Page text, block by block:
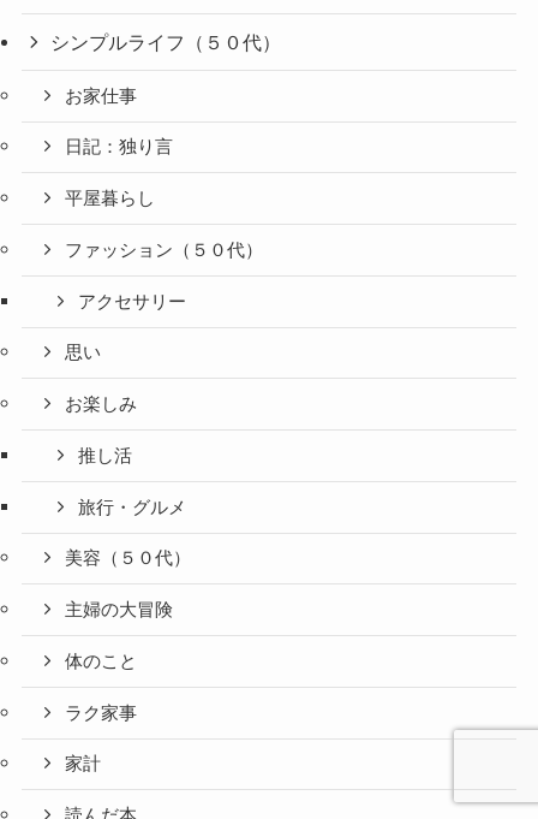
シンプルライフ（５０代）
お家仕事
日記：独り言
平屋暮らし
ファッション（５０代）
アクセサリー
思い
お楽しみ
推し活
旅行・グルメ
美容（５０代）
主婦の大冒険
体のこと
ラク家事
家計